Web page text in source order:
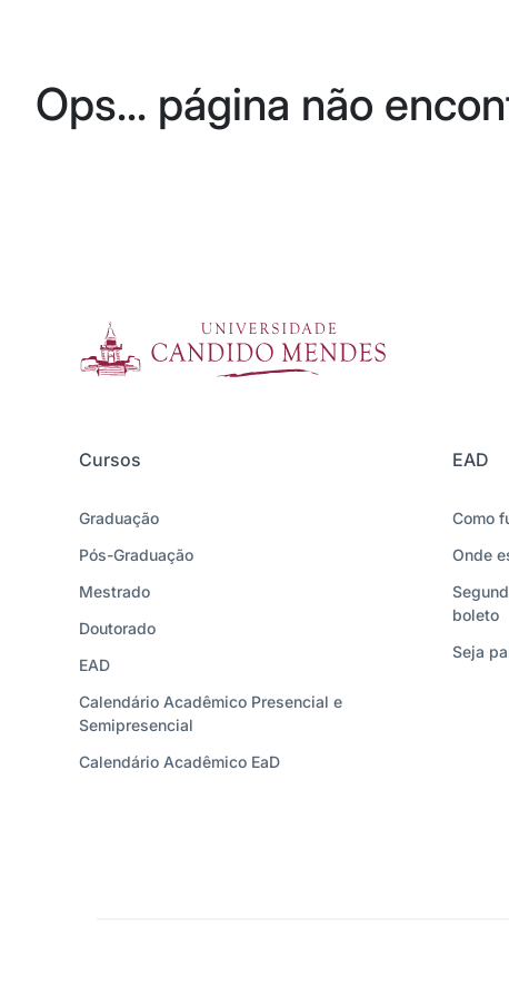
Ops... página não
Cursos
Graduação
Pós-Graduação
Mestrado
Doutorado
EAD
Calendário Acadêmico Presencial e
Semipresencial
Calendário Acadêmico EaD
EAD
Como
Onde
boleto
Seja